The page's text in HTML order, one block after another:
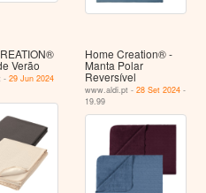
Verão
- 29 Jun 2024
Home Creation® -
Manta Polar
Reversível
www.aldi.pt -28 Set 2024 -
19.99